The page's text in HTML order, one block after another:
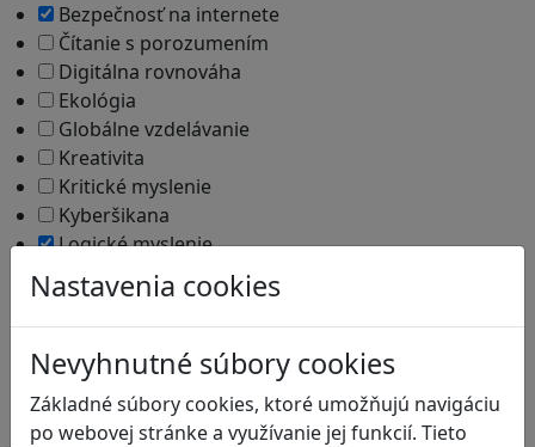
Nastavenia cookies
Nevyhnutné súbory cookies
Základné súbory cookies, ktoré umožňujú navigáciu
po webovej stránke a využívanie jej funkcií. Tieto
Bezpečnosť na internete
Čítanie s porozumením
Digitálna rovnováha
Ekológia
Globálne vzdelávanie
Kreativita
Kritické myslenie
Kyberšikana
Logické myslenie
Ľudské práva a tolerancia
Motorika a koncentrácia
Programovanie/Technika
Sociálne zručnosti a kooperácia
Strategické myslenie
Zdravie a pohyb